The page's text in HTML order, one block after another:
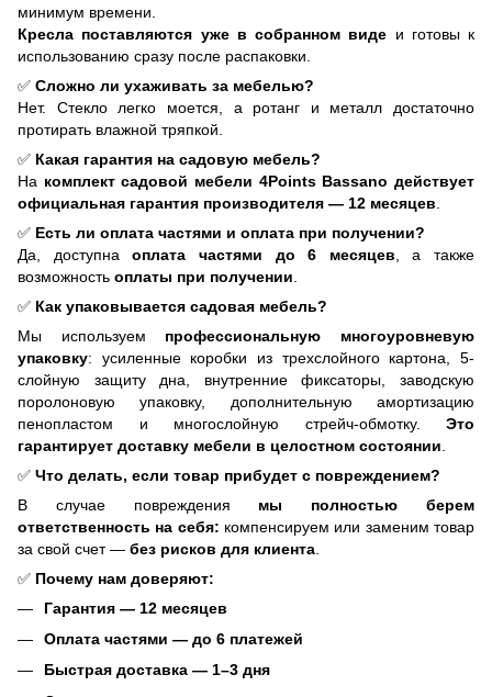
минимум времени.
Кресла поставляются уже в собранном виде и готовы к
использованию сразу после распаковки.
✅ Сложно ли ухаживать за мебелью?
Нет. Стекло легко моется, а ротанг и металл достаточно
протирать влажной тряпкой.
✅ Какая гарантия на садовую мебель?
На комплект садовой мебели 4Points Bassano действует
официальная гарантия производителя — 12 месяцев
✅ Есть ли оплата частями и оплата при получении?
Да, доступнаоплата частями до 6 месяцев , а также
возможность оплаты при получении
✅ Как упаковывается садовая мебель?
Мы используем профессиональную многоуровневую
упаковку: усиленные коробки из трехслойного картона, 5-
слойную защиту дна, внутренние фиксаторы, заводскую
поролоновую упаковку, дополнительную амортизацию
пенопластом и многослойную стрейч-обмотку. Это
гарантирует доставку мебели в целостном состоянии
✅ Что делать, если товар прибудет с повреждением?
В случае повреждения мы полностью берем
ответственность на себя: компенсируем или заменим товар
за свой счет — без рисков для клиента
✅ Почему нам доверяют:
Гарантия — 12 месяцев
Оплата частями — до 6 платежей
Быстрая доставка — 1–3 дня